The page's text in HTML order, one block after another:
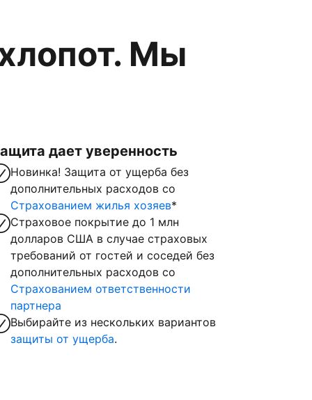
Мы
дает уверенность
Новинка! Защита от ущерба без
дополнительных расходов со
Страхованием жилья хозяев*
Страховое покрытие до 1 млн
долларов США в случае страховых
требований от гостей и соседей без
дополнительных расходов со
Страхованием ответственности
партнера
Выбирайте из нескольких вариантов
защиты от ущерба.